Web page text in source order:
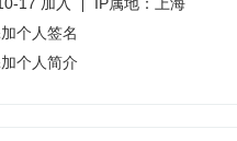
个人签名
个人简介